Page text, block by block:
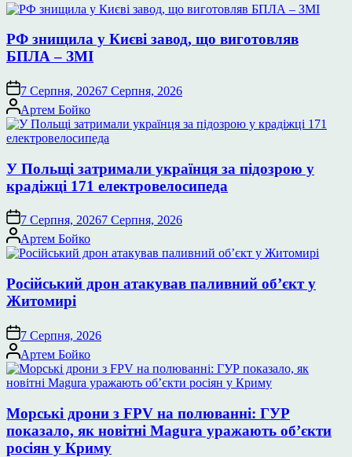
РФ знищила у Києві завод, що виготовляв
БПЛА – ЗМІ
7 Серпня, 20267 Серпня, 2026
Опубліковано
Артем Бойко
У Польщі затримали українця за підозрою у
крадіжці 171 електровелосипеда
7 Серпня, 20267 Серпня, 2026
Опубліковано
Артем Бойко
Російський дрон атакував паливний об’єкт у
Житомирі
7 Серпня, 2026
Опубліковано
Артем Бойко
Морські дрони з FPV на полюванні: ГУР
показало, як новітні Magura уражають об’єкти
росіян у Криму